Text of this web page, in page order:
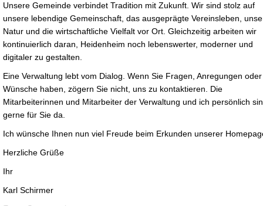
Unsere Gemeinde verbindet Tradition mit Zukunft. Wir sind stolz auf
unsere lebendige Gemeinschaft, das ausgeprägte Vereinsleben,
Natur und die wirtschaftliche Vielfalt vor Ort. Gleichzeitig arbeiten wir
kontinuierlich daran, Heidenheim noch lebenswerter, moderner und
digitaler zu gestalten.
Eine Verwaltung lebt vom Dialog. Wenn Sie Fragen, Anregungen oder
Wünsche haben, zögern Sie nicht, uns zu kontaktieren. Die
Mitarbeiterinnen und Mitarbeiter der Verwaltung und ich persönlich
gerne für Sie da.
Ich wünsche Ihnen nun viel Freude beim Erkunden unserer
Herzliche Grüße
Ihr
Karl Schirmer